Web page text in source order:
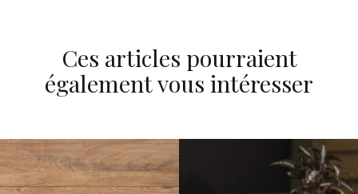
Ces articles pourraient
également vous intéresser